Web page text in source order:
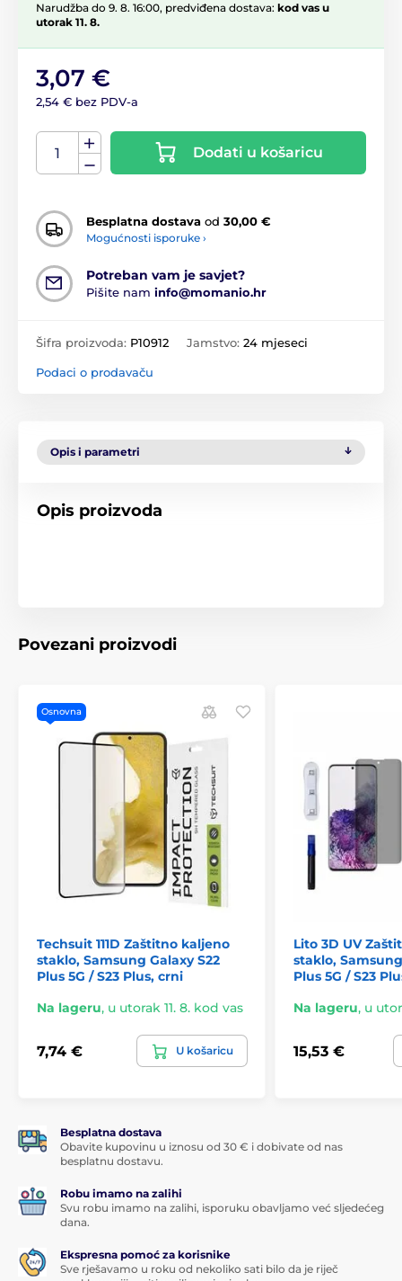
Narudžba do 9. 8. 16:00, predviđena dostava: kod vas u
utorak 11. 8.
3,07 €
2,54 € bez PDV-a
Dodati u košaricu
Besplatna dostava od 30,00 €
Mogućnosti isporuke ›
Potreban vam je savjet?
Pišite nam info@momanio.hr
Šifra proizvoda: P10912 Jamstvo: 24 mjeseci
Podaci o prodavaču
Opis i parametri
Opis proizvoda
Povezani proizvodi
Osnovna
Techsuit 111D Zaštitno kaljeno
staklo, Samsung Galaxy S22
Plus 5G / S23 Plus, crni
Na lageru, u utorak 11. 8. kod vas
7,74 € U košaricu
Lito 3D UV
staklo,
Plus 5G / S23
Na lageru, u
15,53 €
Besplatna dostava
Obavite kupovinu u iznosu od 30 € i dobivate od nas
besplatnu dostavu.
Robu imamo na zalihi
Svu robu imamo na zalihi, isporuku obavljamo već sljedećeg
dana.
Ekspresna pomoć za korisnike
Sve rješavamo u roku od nekoliko sati bilo da je riječ